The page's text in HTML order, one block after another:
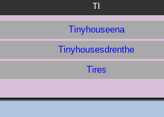
TI
Tinyhouseena
Tinyhousesdrenthe
Tires